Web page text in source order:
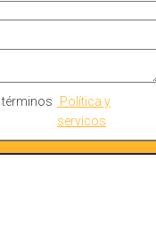
Política y
servicos